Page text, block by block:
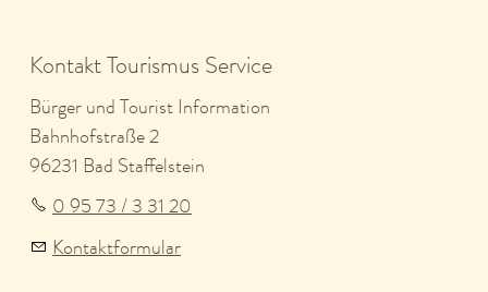
Kontakt Tourismus Service
Bürger und Tourist Information
Bahnhofstraße 2
96231 Bad Staffelstein
0 95 73 / 3 31 20
Kontaktformular